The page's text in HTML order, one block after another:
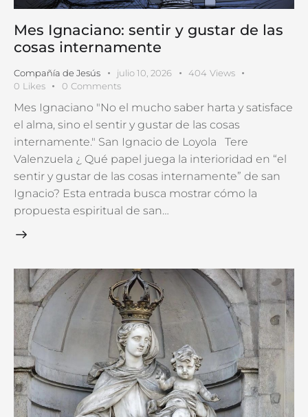
Mes Ignaciano: sentir y gustar de las
cosas internamente
Compañía de Jesús julio 10, 2026 404 Views
0 Likes 0 Comments
Mes Ignaciano "No el mucho saber harta y satisface
el alma, sino el sentir y gustar de las cosas
internamente." San Ignacio de Loyola Tere
Valenzuela ¿ Qué papel juega la interioridad en “el
sentir y gustar de las cosas internamente” de san
Ignacio? Esta entrada busca mostrar cómo la
propuesta espiritual de san…